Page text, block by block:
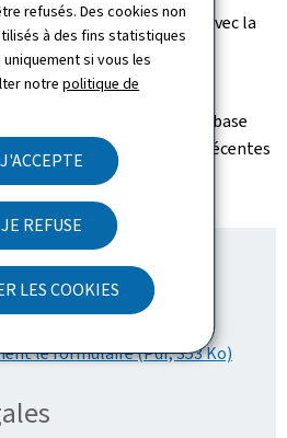
refusés. Des cookies non
à des fins statistiques
si vous les
notrepolitique de
J'ACCEPTE
JE REFUSE
LES COOKIES
délivrée conjointement avec la
des cartes de priorité et
en double exemplaire sur base
de deux photographies récentes
plus
et/ou de priorité
le formulaire (Pdf, 353 Ko)